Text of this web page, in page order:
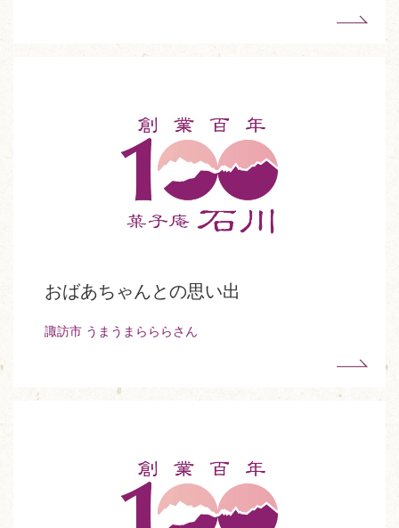
おばあちゃんとの思い出
諏訪市 うまうまらららさん